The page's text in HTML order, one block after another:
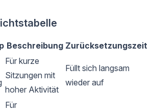
Beschreibung Zurücksetzungszeit
Für kurze
Sitzungen mit
hoher Aktivität
Füllt sich langsam
wieder auf
Für